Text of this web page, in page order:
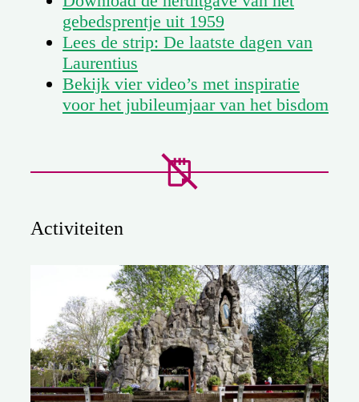
gebedsprentje uit 1959
Lees de strip: De laatste dagen van
Laurentius
Bekijk vier video’s met inspiratie
voor het jubileumjaar van het bisdom
Activiteiten